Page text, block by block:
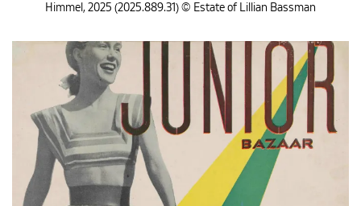
Himmel, 2025 (2025.889.31) © Estate of Lillian Bassman